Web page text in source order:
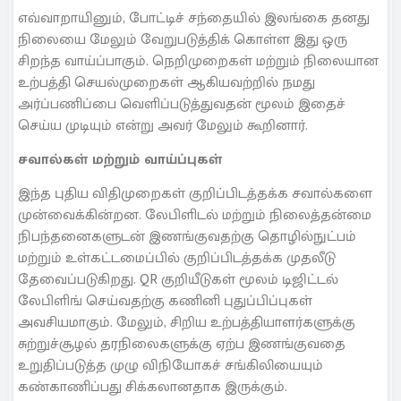
எவ்வாறாயினும், போட்டிச் சந்தையில் இலங்கை தனது
நிலையை மேலும் வேறுபடுத்திக் கொள்ள இது ஒரு
சிறந்த வாய்ப்பாகும். நெறிமுறைகள் மற்றும் நிலையான
உற்பத்தி செயல்முறைகள் ஆகியவற்றில் நமது
அர்ப்பணிப்பை வெளிப்படுத்துவதன் மூலம் இதைச்
செய்ய முடியும் என்று அவர் மேலும் கூறினார்.
சவால்கள் மற்றும் வாய்ப்புகள்
இந்த புதிய விதிமுறைகள் குறிப்பிடத்தக்க சவால்களை
முன்வைக்கின்றன. லேபிளிடல் மற்றும் நிலைத்தன்மை
நிபந்தனைகளுடன் இணங்குவதற்கு தொழில்நுட்பம்
மற்றும் உள்கட்டமைப்பில் குறிப்பிடத்தக்க முதலீடு
தேவைப்படுகிறது. QR குறியீடுகள் மூலம் டிஜிட்டல்
லேபிளிங் செய்வதற்கு கணினி புதுப்பிப்புகள்
அவசியமாகும். மேலும், சிறிய உற்பத்தியாளர்களுக்கு
சுற்றுச்சூழல் தரநிலைகளுக்கு ஏற்ப இணங்குவதை
உறுதிப்படுத்த முழு விநியோகச் சங்கிலியையும்
கண்காணிப்பது சிக்கலானதாக இருக்கும்.